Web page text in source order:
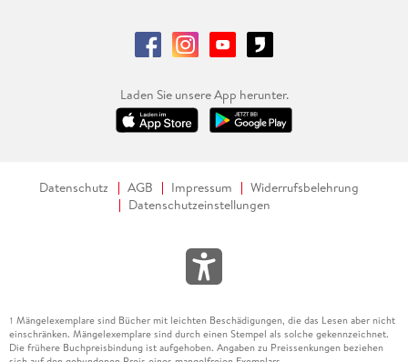
Laden Sie unsere App herunter.
Datenschutz AGB Impressum
Widerrufsbelehrung
Datenschutzeinstellungen
1 Mängelexemplare sind Bücher mit leichten Beschädigungen, die das Lesen aber nicht
einschränken. Mängelexemplare sind durch einen Stempel als solche gekennzeichnet.
Die frühere Buchpreisbindung ist aufgehoben. Angaben zu Preissenkungen beziehen